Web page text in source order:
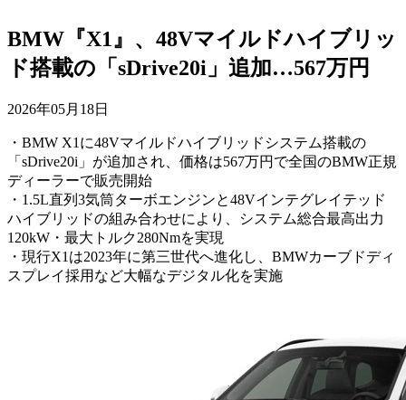
BMW『X1』、48Vマイルドハイブリッ
ド搭載の「sDrive20i」追加…567万円
2026年05月18日
・BMW X1に48Vマイルドハイブリッドシステム搭載の
「sDrive20i」が追加され、価格は567万円で全国のBMW正規
ディーラーで販売開始
・1.5L直列3気筒ターボエンジンと48Vインテグレイテッド
ハイブリッドの組み合わせにより、システム総合最高出力
120kW・最大トルク280Nmを実現
・現行X1は2023年に第三世代へ進化し、BMWカーブドディ
スプレイ採用など大幅なデジタル化を実施